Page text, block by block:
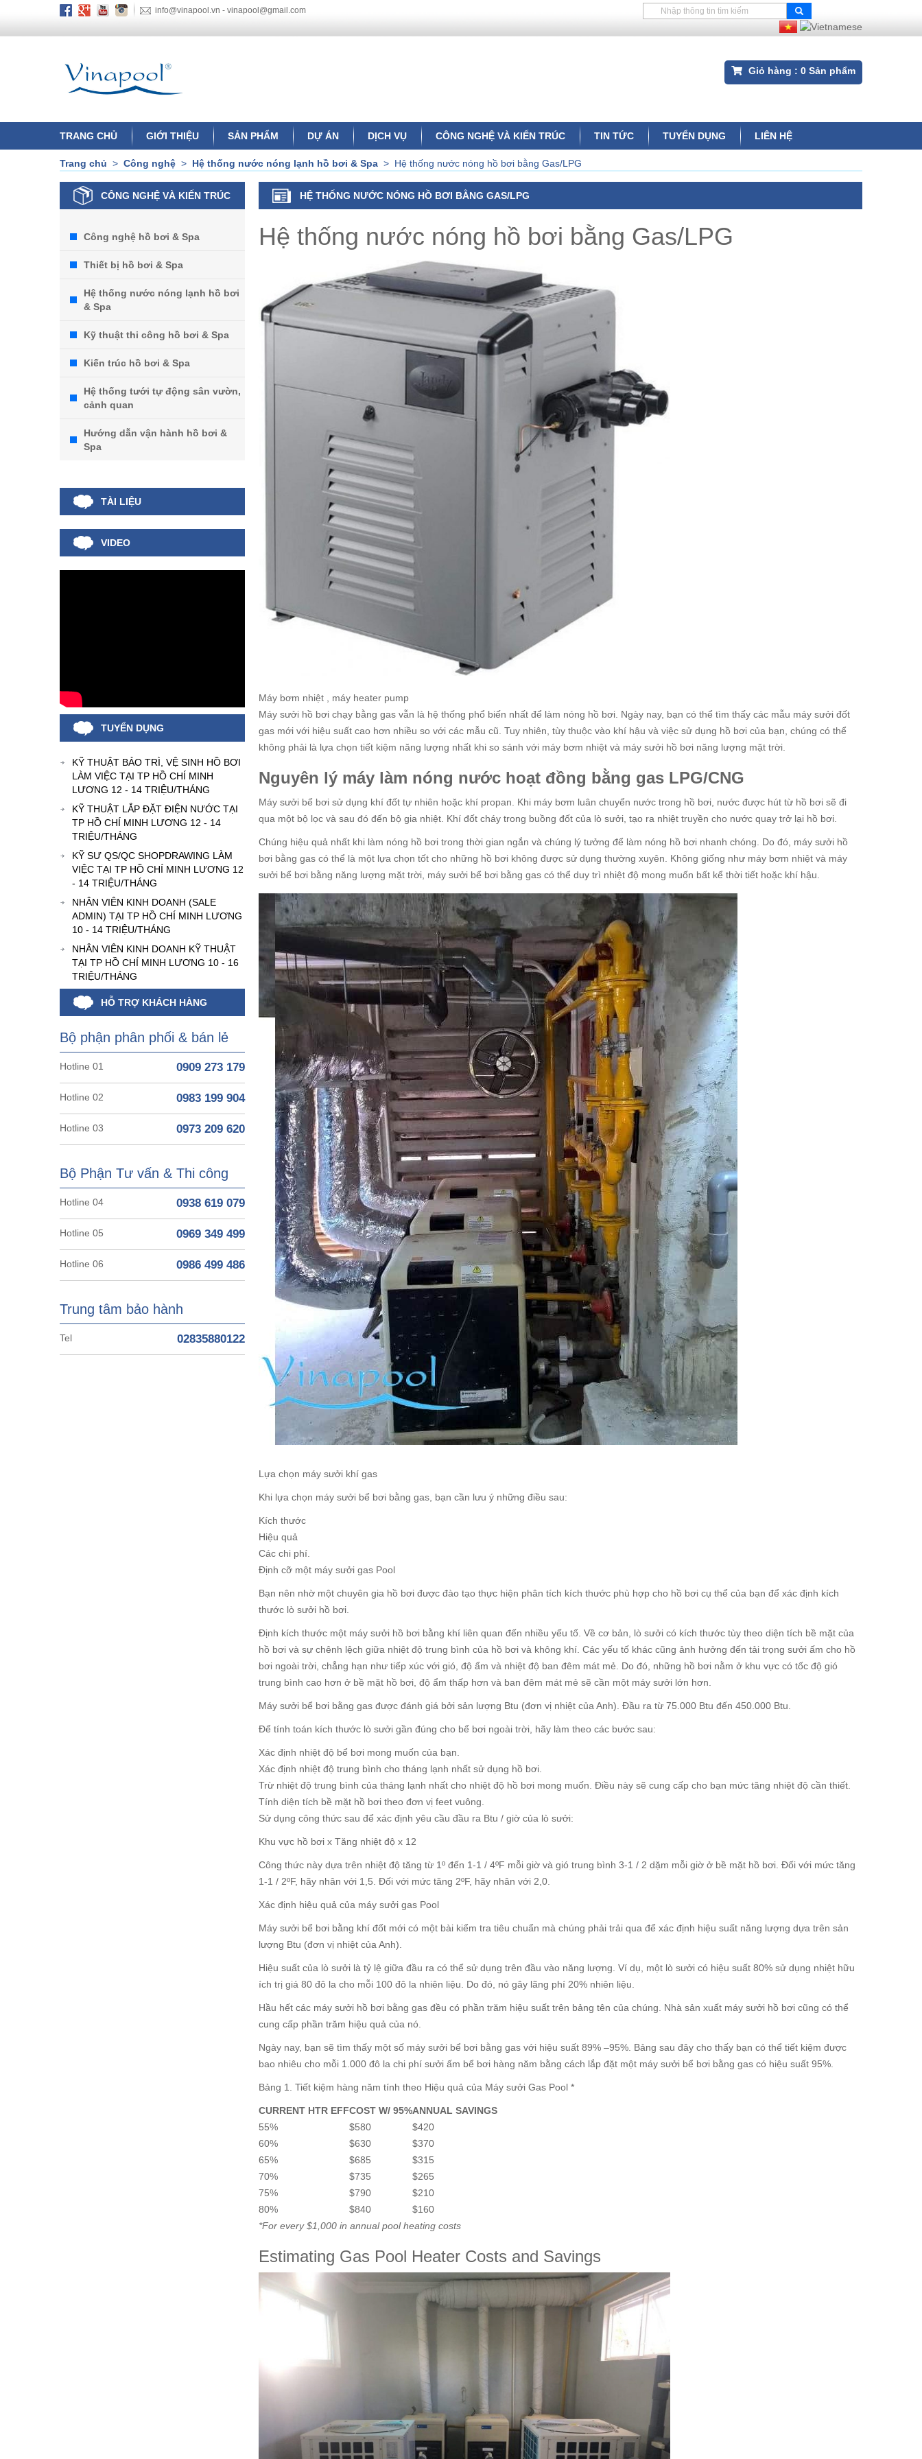
info@vinapool.vn - vinapool@gmail.com
Giỏ hàng : 0 Sản phẩm
TRANG CHỦ GIỚI THIỆU SẢN PHẨM DỰ ÁN DỊCH VỤ CÔNG NGHỆ VÀ KIẾN TRÚC TIN TỨC TUYỂN DỤNG LIÊN HỆ
Trang chủ > Công nghệ > Hệ thống nước nóng lạnh hồ bơi & Spa > Hệ thống nước nóng hồ bơi bằng Gas/LPG
CÔNG NGHỆ VÀ KIẾN TRÚC
Công nghệ hồ bơi & Spa
Thiết bị hồ bơi & Spa
Hệ thống nước nóng lạnh hồ bơi
& Spa
Kỹ thuật thi công hồ bơi & Spa
Kiến trúc hồ bơi & Spa
Hệ thống tưới tự động sân vườn,
cảnh quan
Hướng dẫn vận hành hồ bơi &
Spa
TÀI LIỆU
VIDEO
TUYỂN DỤNG
KỸ THUẬT BẢO TRÌ, VỆ SINH HỒ BƠI
LÀM VIỆC TẠI TP HỒ CHÍ MINH
LƯƠNG 12 - 14 TRIỆU/THÁNG
KỸ THUẬT LẮP ĐẶT ĐIỆN NƯỚC TẠI
TP HỒ CHÍ MINH LƯƠNG 12 - 14
TRIỆU/THÁNG
KỸ SƯ QS/QC SHOPDRAWING LÀM
VIỆC TẠI TP HỒ CHÍ MINH LƯƠNG 12
- 14 TRIỆU/THÁNG
NHÂN VIÊN KINH DOANH (SALE
ADMIN) TẠI TP HỒ CHÍ MINH LƯƠNG
10 - 14 TRIỆU/THÁNG
NHÂN VIÊN KINH DOANH KỸ THUẬT
TẠI TP HỒ CHÍ MINH LƯƠNG 10 - 16
TRIỆU/THÁNG
HỖ TRỢ KHÁCH HÀNG
Bộ phận phân phối & bán lẻ
Hotline 01 0909 273 179
Hotline 02 0983 199 904
Hotline 03 0973 209 620
Bộ Phận Tư vấn & Thi công
Hotline 04 0938 619 079
Hotline 05 0969 349 499
Hotline 06 0986 499 486
Trung tâm bảo hành
Tel 02835880122
HỆ THỐNG NƯỚC NÓNG HỒ BƠI BẰNG GAS/LPG
Hệ thống nước nóng hồ bơi bằng Gas/LPG
Máy bơm nhiệt , máy heater pump
Máy sưởi hồ bơi chạy bằng gas vẫn là hệ thống phổ biến nhất để làm nóng hồ bơi. Ngày nay, bạn có thể tìm thấy các mẫu máy sưởi đốt
gas mới với hiệu suất cao hơn nhiều so với các mẫu cũ. Tuy nhiên, tùy thuộc vào khí hậu và việc sử dụng hồ bơi của bạn, chúng có thể
không phải là lựa chọn tiết kiệm năng lượng nhất khi so sánh với máy bơm nhiệt và máy sưởi hồ bơi năng lượng mặt trời.
Nguyên lý máy làm nóng nước hoạt đồng bằng gas LPG/CNG
Máy sưởi bể bơi sử dụng khí đốt tự nhiên hoặc khí propan. Khi máy bơm luân chuyển nước trong hồ bơi, nước được hút từ hồ bơi sẽ đi
qua một bộ lọc và sau đó đến bộ gia nhiệt. Khí đốt cháy trong buồng đốt của lò sưởi, tạo ra nhiệt truyền cho nước quay trở lại hồ bơi.
Chúng hiệu quả nhất khi làm nóng hồ bơi trong thời gian ngắn và chúng lý tưởng để làm nóng hồ bơi nhanh chóng. Do đó, máy sưởi hồ
bơi bằng gas có thể là một lựa chọn tốt cho những hồ bơi không được sử dụng thường xuyên. Không giống như máy bơm nhiệt và máy
sưởi bể bơi bằng năng lượng mặt trời, máy sưởi bể bơi bằng gas có thể duy trì nhiệt độ mong muốn bất kể thời tiết hoặc khí hậu.
Lựa chọn máy sưởi khí gas
Khi lựa chọn máy sưởi bể bơi bằng gas, bạn cần lưu ý những điều sau:
Kích thước
Hiệu quả
Các chi phí.
Định cỡ một máy sưởi gas Pool
Bạn nên nhờ một chuyên gia hồ bơi được đào tạo thực hiện phân tích kích thước phù hợp cho hồ bơi cụ thể của bạn để xác định kích
thước lò sưởi hồ bơi.
Định kích thước một máy sưởi hồ bơi bằng khí liên quan đến nhiều yếu tố. Về cơ bản, lò sưởi có kích thước tùy theo diện tích bề mặt của
hồ bơi và sự chênh lệch giữa nhiệt độ trung bình của hồ bơi và không khí. Các yếu tố khác cũng ảnh hưởng đến tải trọng sưởi ấm cho hồ
bơi ngoài trời, chẳng hạn như tiếp xúc với gió, độ ẩm và nhiệt độ ban đêm mát mẻ. Do đó, những hồ bơi nằm ở khu vực có tốc độ gió
trung bình cao hơn ở bề mặt hồ bơi, độ ẩm thấp hơn và ban đêm mát mẻ sẽ cần một máy sưởi lớn hơn.
Máy sưởi bể bơi bằng gas được đánh giá bởi sản lượng Btu (đơn vị nhiệt của Anh). Đầu ra từ 75.000 Btu đến 450.000 Btu.
Để tính toán kích thước lò sưởi gần đúng cho bể bơi ngoài trời, hãy làm theo các bước sau:
Xác định nhiệt độ bể bơi mong muốn của bạn.
Xác định nhiệt độ trung bình cho tháng lạnh nhất sử dụng hồ bơi.
Trừ nhiệt độ trung bình của tháng lạnh nhất cho nhiệt độ hồ bơi mong muốn. Điều này sẽ cung cấp cho bạn mức tăng nhiệt độ cần thiết.
Tính diện tích bề mặt hồ bơi theo đơn vị feet vuông.
Sử dụng công thức sau để xác định yêu cầu đầu ra Btu / giờ của lò sưởi:
Khu vực hồ bơi x Tăng nhiệt độ x 12
Công thức này dựa trên nhiệt độ tăng từ 1º đến 1-1 / 4ºF mỗi giờ và gió trung bình 3-1 / 2 dặm mỗi giờ ở bề mặt hồ bơi. Đối với mức tăng
1-1 / 2ºF, hãy nhân với 1,5. Đối với mức tăng 2ºF, hãy nhân với 2,0.
Xác định hiệu quả của máy sưởi gas Pool
Máy sưởi bể bơi bằng khí đốt mới có một bài kiểm tra tiêu chuẩn mà chúng phải trải qua để xác định hiệu suất năng lượng dựa trên sản
lượng Btu (đơn vị nhiệt của Anh).
Hiệu suất của lò sưởi là tỷ lệ giữa đầu ra có thể sử dụng trên đầu vào năng lượng. Ví dụ, một lò sưởi có hiệu suất 80% sử dụng nhiệt hữu
ích trị giá 80 đô la cho mỗi 100 đô la nhiên liệu. Do đó, nó gây lãng phí 20% nhiên liệu.
Hầu hết các máy sưởi hồ bơi bằng gas đều có phần trăm hiệu suất trên bảng tên của chúng. Nhà sản xuất máy sưởi hồ bơi cũng có thể
cung cấp phần trăm hiệu quả của nó.
Ngày nay, bạn sẽ tìm thấy một số máy sưởi bể bơi bằng gas với hiệu suất 89% –95%. Bảng sau đây cho thấy bạn có thể tiết kiệm được
bao nhiêu cho mỗi 1.000 đô la chi phí sưởi ấm bể bơi hàng năm bằng cách lắp đặt một máy sưởi bể bơi bằng gas có hiệu suất 95%.
Bảng 1. Tiết kiệm hàng năm tính theo Hiệu quả của Máy sưởi Gas Pool *
CURRENT HTR EFFCOST W/ 95%ANNUAL SAVINGS
55%
$580
$420
60%
$630
$370
65%
$685
$315
70%
$735
$265
75%
$790
$210
80%
$840
$160
*For every $1,000 in annual pool heating costs
Estimating Gas Pool Heater Costs and Savings